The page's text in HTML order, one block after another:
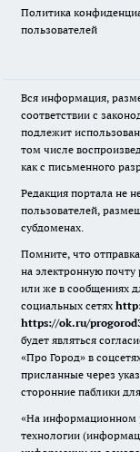
Политика
пользователей
Вся информация,
соответствии с
подлежит
том числе
как с письменного
Редакция портала не
пользователей,
субдоменах.
Помните, что
на электронную
или же в сообщениях
социальных сетях
https://ok.ru/
будет являться
«Про Город» в
присланные через
сторонние паблики
«На информационном
технологии